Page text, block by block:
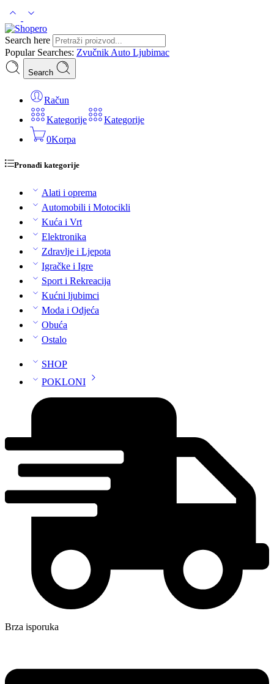
Search here
Popular Searches: Zvučnik Auto Ljubimac
Search
Račun
Kategorije
Kategorije
0Korpa
Pronađi kategorije
Alati i oprema
Automobili i Motocikli
Kuća i Vrt
Elektronika
Zdravlje i Ljepota
Igračke i Igre
Sport i Rekreacija
Kućni ljubimci
Moda i Odjeća
Obuća
Ostalo
SHOP
POKLONI
Brza isporuka